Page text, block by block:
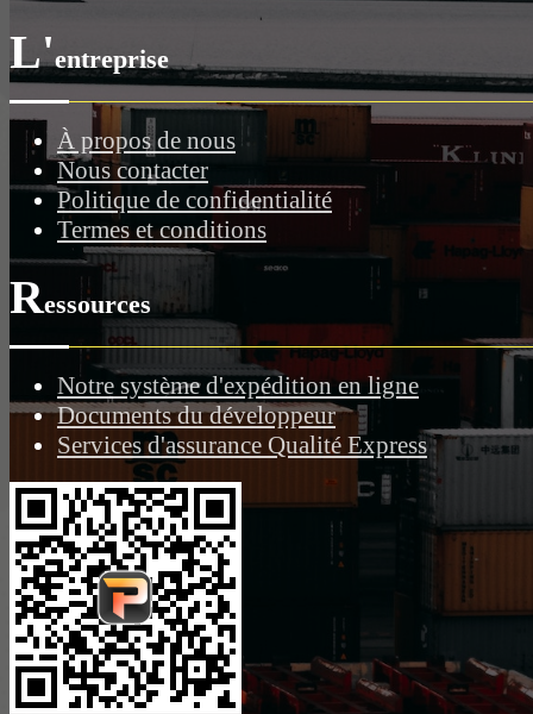
L'entreprise
À propos de nous
Nous contacter
Politique de confidentialité
Termes et conditions
Ressources
Notre système d'expédition en ligne
Documents du développeur
Services d'assurance Qualité Express